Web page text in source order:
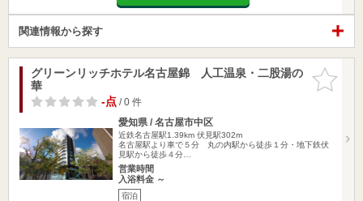
関連情報から探す
お気に入
りに追加
グリーンリッチホテル名古屋錦 人工温泉・二股湯の
華
-点/ 0 件
愛知県 / 名古屋市中区
近鉄名古屋駅1.39km 伏見駅302m
名古屋駅より車で５分 丸の内駅から徒歩１分・地下鉄伏
見駅から徒歩４分…
営業時間
入浴料金 ～
宿泊